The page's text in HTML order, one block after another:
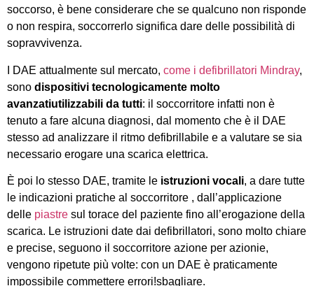
soccorso, è bene considerare che se qualcuno non risponde
o non respira, soccorrerlo significa dare delle possibilità di
sopravvivenza.
I DAE attualmente sul mercato, come i defibrillatori Mindray,
sono dispositivi tecnologicamente molto
avanzatiutilizzabili da tutti: il soccorritore infatti non è
tenuto a fare alcuna diagnosi, dal momento che è il DAE
stesso ad analizzare il ritmo defibrillabile e a valutare se sia
necessario erogare una scarica elettrica.
È poi lo stesso DAE, tramite le istruzioni vocali, a dare tutte
le indicazioni pratiche al soccorritore , dall’applicazione
delle piastre sul torace del paziente fino all’erogazione della
scarica. Le istruzioni date dai defibrillatori, sono molto chiare
e precise, seguono il soccorritore azione per azionie,
vengono ripetute più volte: con un DAE è praticamente
impossibile commettere errori!sbagliare.